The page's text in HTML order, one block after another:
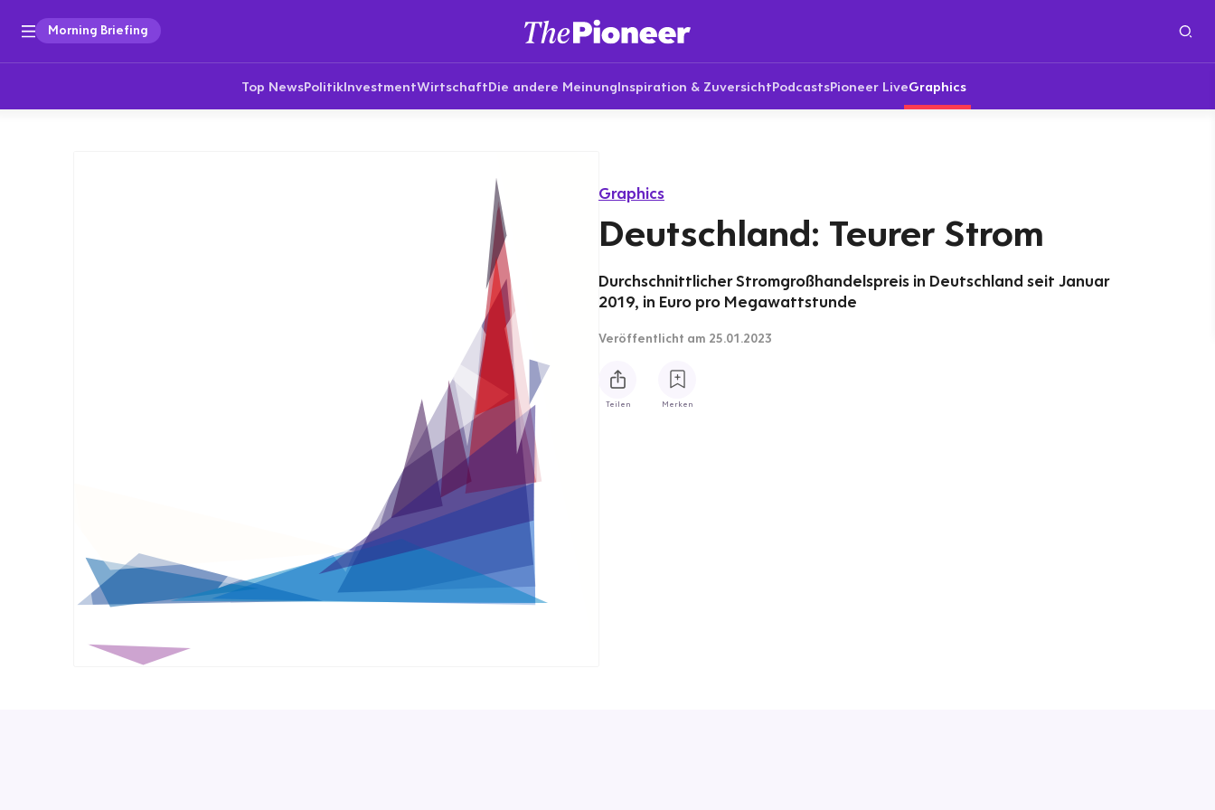
Morning Briefing
Top NewsPolitikInvestmentWirtschaftDie andere MeinungInspiration & ZuversichtPodcastsPioneer LiveGraphics
Graphics
Deutschland: Teurer Strom
Durchschnittlicher Stromgroßhandelspreis in Deutschland seit Januar
2019, in Euro pro Megawattstunde
Veröffentlicht am 25.01.2023
Teilen Merken